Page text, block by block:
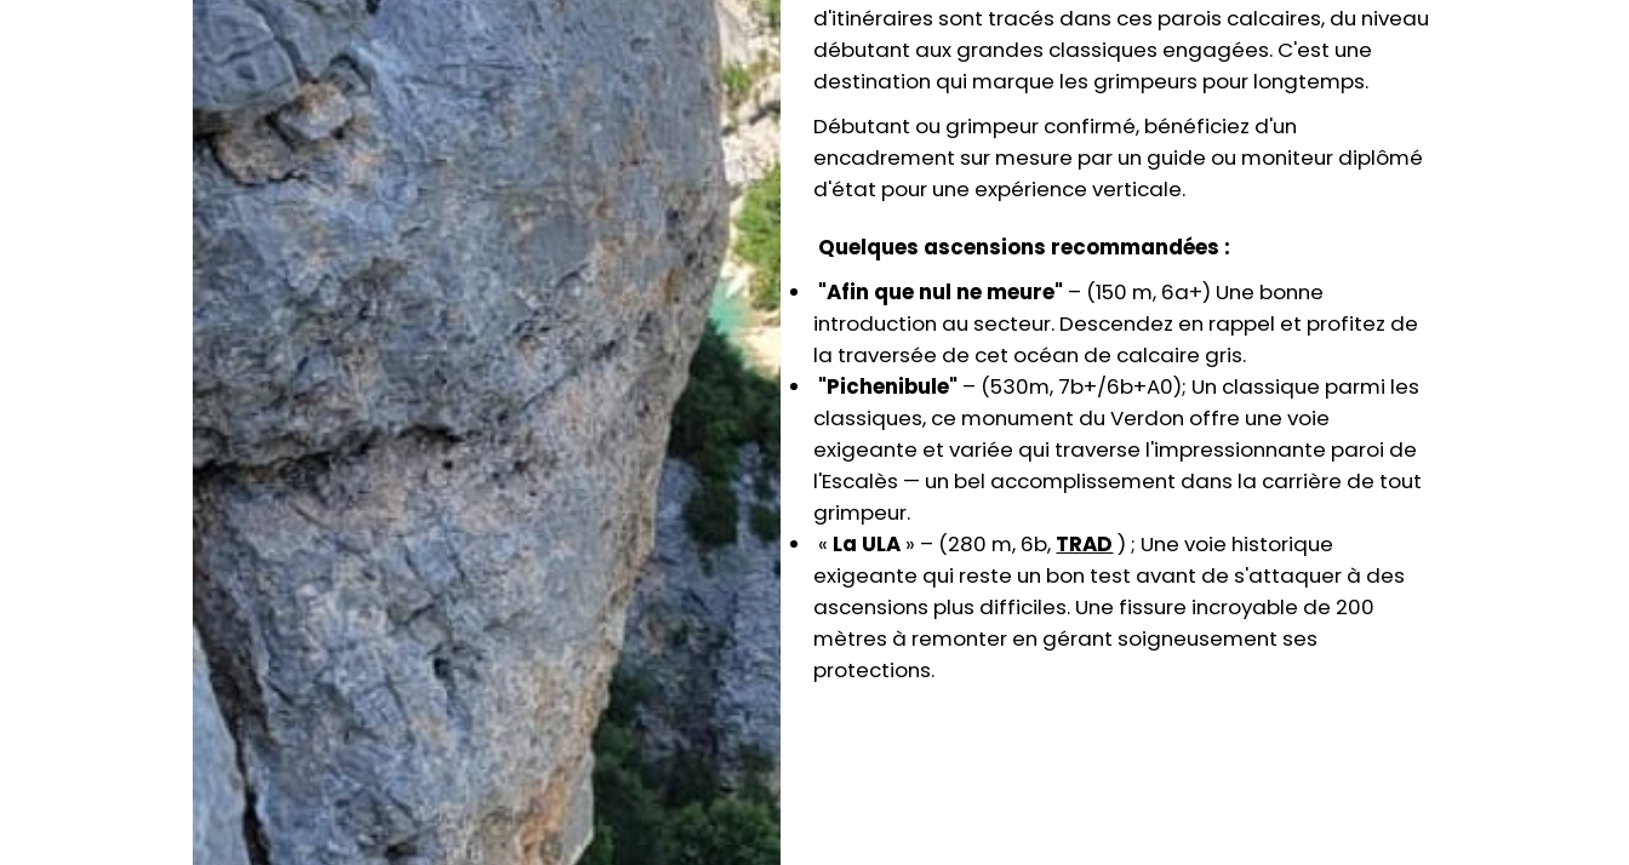
d'itinéraires sont tracés dans ces parois calcaires, du niveau
débutant aux grandes classiques engagées. C'est une
destination qui marque les grimpeurs pour longtemps.
Débutant ou grimpeur confirmé, bénéficiez d'un
encadrement sur mesure par un guide ou moniteur diplômé
d'état pour une expérience verticale.
Quelques ascensions recommandées :
"Afin que nul ne meure" – (150 m, 6a+) Une bonne
introduction au secteur. Descendez en rappel et profitez de
la traversée de cet océan de calcaire gris.
"Pichenibule" – (530m, 7b+/6b+A0); Un classique parmi les
classiques, ce monument du Verdon offre une voie
exigeante et variée qui traverse l'impressionnante paroi de
l'Escalès — un bel accomplissement dans la carrière de tout
grimpeur.
« La ULA » – (280 m, 6b, TRAD ) ; Une voie historique
exigeante qui reste un bon test avant de s'attaquer à des
ascensions plus difficiles. Une fissure incroyable de 200
mètres à remonter en gérant soigneusement ses
protections.